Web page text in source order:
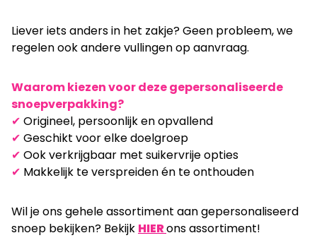
Liever iets anders in het zakje? Geen probleem, we
regelen ook andere vullingen op aanvraag.
Waarom kiezen voor deze gepersonaliseerde
snoepverpakking?
✔ Origineel, persoonlijk en opvallend
✔ Geschikt voor elke doelgroep
✔ Ook verkrijgbaar met suikervrije opties
✔ Makkelijk te verspreiden én te onthouden
Wil je ons gehele assortiment aan gepersonaliseerd
snoep bekijken? Bekijk HIERons assortiment!